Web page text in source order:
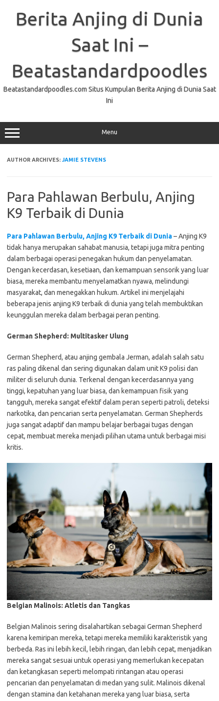
contentBerita Anjing di Dunia
Saat Ini –
Beatastandardpoodles
Beatastandardpoodles.com Situs Kumpulan Berita Anjing di Dunia Saat
Ini
Menu
AUTHOR ARCHIVES: JAMIE STEVENS
Para Pahlawan Berbulu, Anjing
K9 Terbaik di Dunia
Para Pahlawan Berbulu, Anjing K9 Terbaik di Dunia– Anjing K9
tidak hanya merupakan sahabat manusia, tetapi juga mitra penting
dalam berbagai operasi penegakan hukum dan penyelamatan.
Dengan kecerdasan, kesetiaan, dan kemampuan sensorik yang luar
biasa, mereka membantu menyelamatkan nyawa, melindungi
masyarakat, dan menegakkan hukum. Artikel ini menjelajahi
beberapa jenis anjing K9 terbaik di dunia yang telah membuktikan
keunggulan mereka dalam berbagai peran penting.
German Shepherd: Multitasker Ulung
German Shepherd, atau anjing gembala Jerman, adalah salah satu
ras paling dikenal dan sering digunakan dalam unit K9 polisi dan
militer di seluruh dunia. Terkenal dengan kecerdasannya yang
tinggi, kepatuhan yang luar biasa, dan kemampuan fisik yang
tangguh, mereka sangat efektif dalam peran seperti patroli, deteksi
narkotika, dan pencarian serta penyelamatan. German Shepherds
juga sangat adaptif dan mampu belajar berbagai tugas dengan
cepat, membuat mereka menjadi pilihan utama untuk berbagai misi
kritis.
Belgian Malinois: Atletis dan Tangkas
Belgian Malinois sering disalahartikan sebagai German Shepherd
karena kemiripan mereka, tetapi mereka memiliki karakteristik yang
berbeda. Ras ini lebih kecil, lebih ringan, dan lebih cepat, menjadikan
mereka sangat sesuai untuk operasi yang memerlukan kecepatan
dan ketangkasan seperti melompati rintangan atau operasi
pencarian dan penyelamatan di medan yang sulit. Malinois dikenal
dengan stamina dan ketahanan mereka yang luar biasa, serta